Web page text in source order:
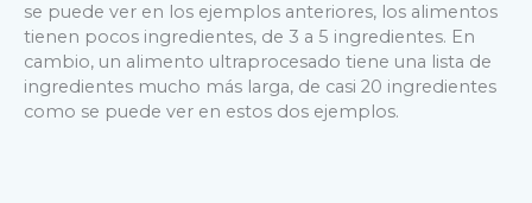
se puede ver en los ejemplos anteriores, los alimentos
tienen pocos ingredientes, de 3 a 5 ingredientes. En
cambio, un alimento ultraprocesado tiene una lista de
ingredientes mucho más larga, de casi 20 ingredientes
como se puede ver en estos dos ejemplos.